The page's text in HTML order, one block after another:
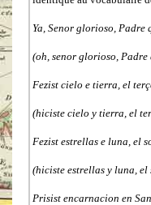
Ya, Senor glorioso, Padre
(oh, senor glorioso, Padre
Fezist cielo e tierra, el
(hiciste cielo y tierra, el
Fezist estrellas e luna, el
(hiciste estrellas y luna,
Prisist encarnacion en